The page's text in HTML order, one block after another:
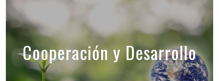
Cooperación y Desarrollo